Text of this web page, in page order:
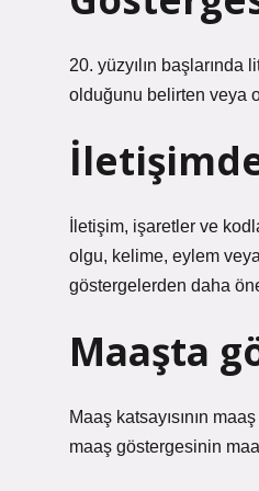
20. yüzyılın
olduğunu belirten veya
İletişim, işaretler ve
olgu, kelime, eylem
göstergelerden daha
Maaşta
Maaş katsayısının
maaş göstergesinin